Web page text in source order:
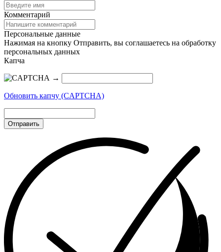
Комментарий
Персональные данные
Нажимая на кнопку Отправить, вы соглашаетесь на обработку
персональных данных
Капча
→
Обновить капчу (CAPTCHA)
Отправить